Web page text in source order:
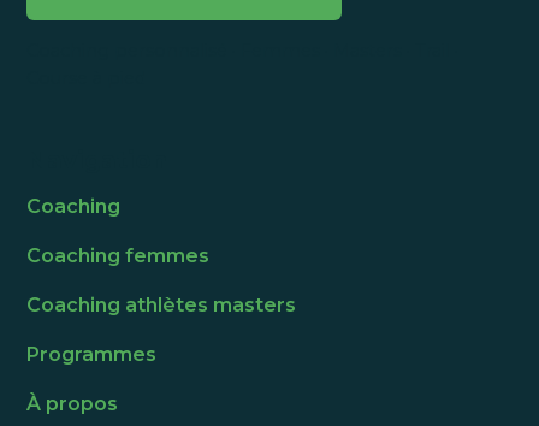
Coaching
Coaching femmes
Coaching athlètes masters
Programmes
À propos